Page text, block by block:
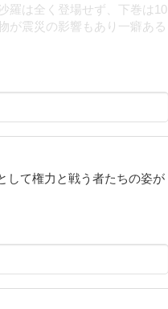
羅は全く登場せず、下巻は10
が震災の影響もあり一癖ある
して権力と戦う者たちの姿が